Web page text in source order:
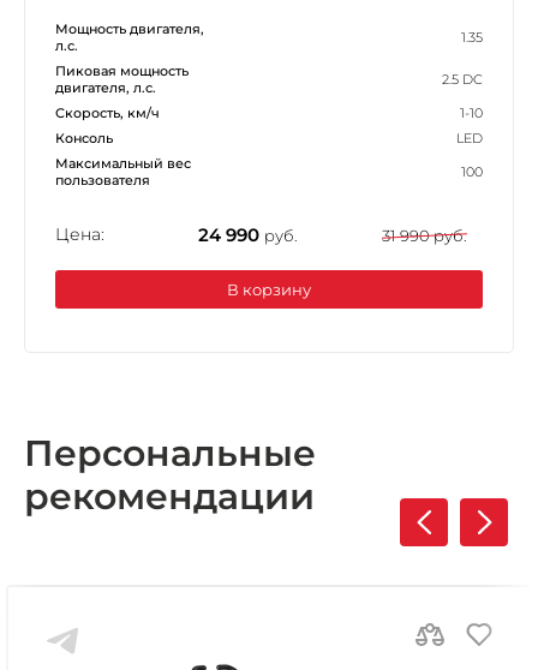
Мощность двигателя,
л.с.
1.35
Пиковая мощность
двигателя, л.с.
2.5 DC
Скорость, км/ч
1-10
Консоль
LED
Максимальный вес
пользователя
100
Цена: 24 990 руб. 31 990 руб.
В корзину
Персональные
рекомендации